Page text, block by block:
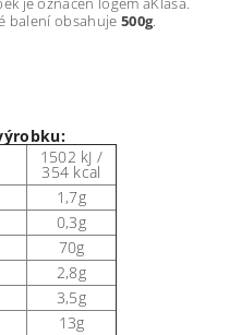
balení obsahuje 500g.
1502 kJ /
354 kcal
1,7g
0,3g
70g
2,8g
3,5g
13g